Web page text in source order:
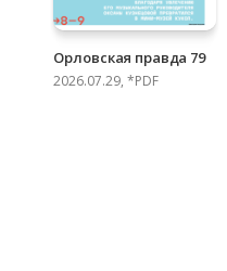
Орловская правда 79
2026.07.29, *PDF